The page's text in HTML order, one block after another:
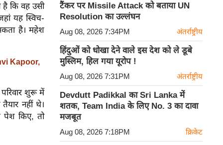
है कि वह उसी
यह स्विच-
है। महेश
Kapoor,
परिवार शुरू में
नहीं थे।
पेश किए, तो
टैंकर पर Missile Attack को बताया UN
Resolution का उल्लंघन
Aug 08, 2026 7:34PM अंतर्राष्ट्रीय
हिंदुओं को धोखा देने वाले इस देश को ले डूबे
मुस्लिम, हिल गया यूरोप !
Aug 08, 2026 7:31PM अंतर्राष्ट्रीय
Devdutt Padikkal का Sri Lanka में
शतक, Team India के लिए No. 3 का दावा
मजबूत
Aug 08, 2026 7:18PM क्रिकेट